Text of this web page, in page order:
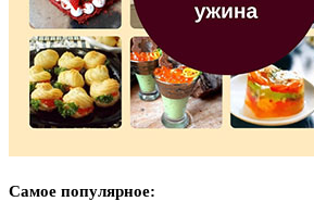
Самое популярное: